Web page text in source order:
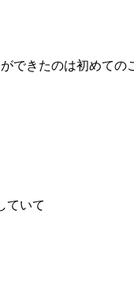
きたのは初めて
ていて